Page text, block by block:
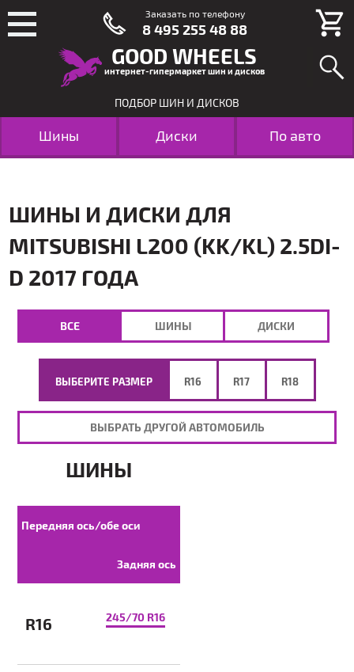
GOOD WHEELS
интернет-гипермаркет шин и дисков
ПОДБОР ШИН И ДИСКОВ
Шины Диски По авто
ШИНЫ И ДИСКИ ДЛЯ
MITSUBISHI L200 (KK/KL) 2.5DI-
D 2017 ГОДА
ВЫБЕРИТЕ РАЗМЕР R16 R17 R18
ВЫБРАТЬ ДРУГОЙ АВТОМОБИЛЬ
ВСЕ ШИНЫ ДИСКИ
ШИНЫ
Передняя ось/обе оси
Задняя ось
R16 245/70 R16
Заказать по телефону
8 495 255 48 88